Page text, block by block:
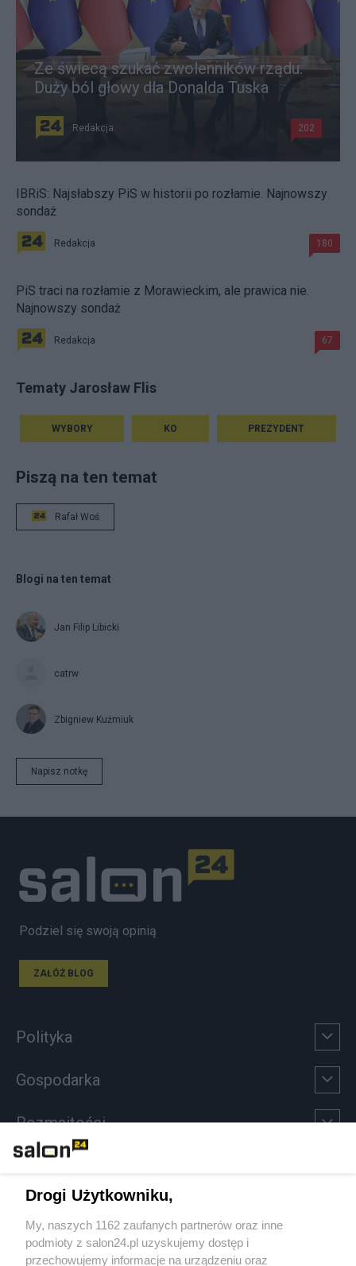
Ze świecą szukać zwolenników rządu.
Duży ból głowy dla Donalda Tuska
Redakcja 202
IBRiS: Najsłabszy PiS w historii po rozłamie. Najnowszy
sondaż
Redakcja 180
PiS traci na rozłamie z Morawieckim, ale prawica nie.
Najnowszy sondaż
Redakcja 67
Tematy Jarosław Flis
WYBORY KO PREZYDENT
Piszą na ten temat
Rafał Woś
Blogi na ten temat
Jan Filip Libicki
catrw
Zbigniew Kuźmiuk
Napisz notkę
Podziel się swoją opinią
ZAŁÓŻ BLOG
Polityka
Gospodarka
Rozmaitości
Sport
Społeczeństwo
Drogi Użytkowniku,
My, naszych 1162 zaufanych partnerów oraz inne
podmioty z salon24.pl uzyskujemy dostęp i
przechowujemy informacje na urządzeniu oraz